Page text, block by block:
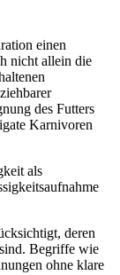
einen
nicht allein die
des Futters
Karnivoren
als
deren
Begriffe wie
ohne klare